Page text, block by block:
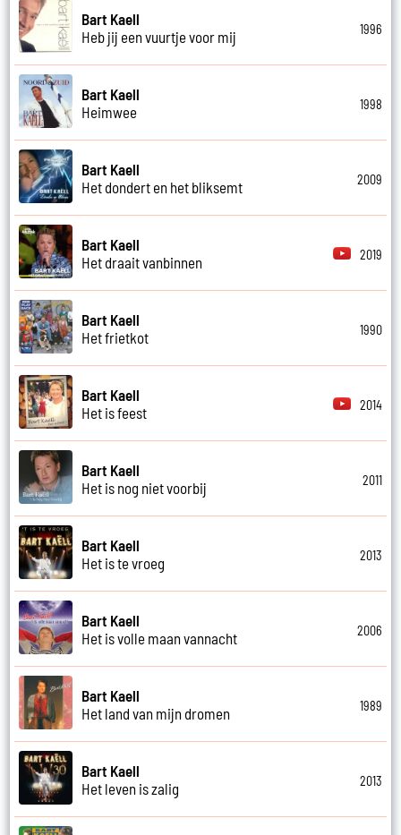
Bart Kaell
Heb jij een vuurtje voor mij
1996
Bart Kaell
Heimwee
1998
Bart Kaell
Het dondert en het bliksemt
2009
Bart Kaell
Het draait vanbinnen
2019
Bart Kaell
Het frietkot
1990
Bart Kaell
Het is feest
2014
Bart Kaell
Het is nog niet voorbij
2011
Bart Kaell
Het is te vroeg
2013
Bart Kaell
Het is volle maan vannacht
2006
Bart Kaell
Het land van mijn dromen
1989
Bart Kaell
Het leven is zalig
2013